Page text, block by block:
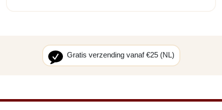
Gratis verzending vanaf €25 (NL)